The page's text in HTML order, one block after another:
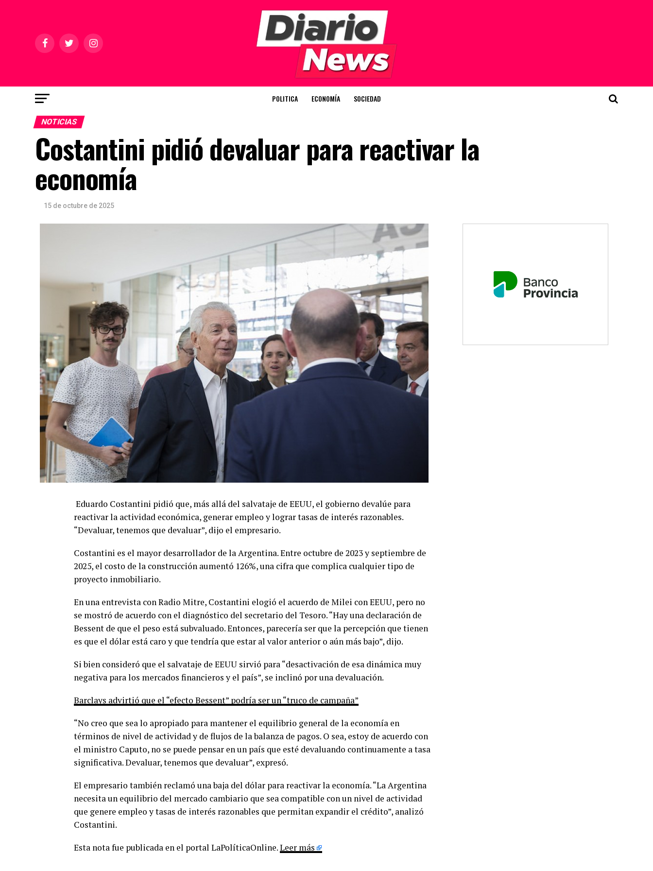
POLITICA ECONOMÍA SOCIEDAD
NOTICIAS
Costantini pidió devaluar para reactivar la
economía
15 de octubre de 2025
Eduardo Costantini pidió que, más allá del salvataje de EEUU, el gobierno devalúe para
reactivar la actividad económica, generar empleo y lograr tasas de interés razonables.
“Devaluar, tenemos que devaluar”, dijo el empresario.
Costantini es el mayor desarrollador de la Argentina. Entre octubre de 2023 y septiembre de
2025, el costo de la construcción aumentó 126%, una cifra que complica cualquier tipo de
proyecto inmobiliario.
En una entrevista con Radio Mitre, Costantini elogió el acuerdo de Milei con EEUU, pero no
se mostró de acuerdo con el diagnóstico del secretario del Tesoro. “Hay una declaración de
Bessent de que el peso está subvaluado. Entonces, parecería ser que la percepción que tienen
es que el dólar está caro y que tendría que estar al valor anterior o aún más bajo”, dijo.
Si bien consideró que el salvataje de EEUU sirvió para “desactivación de esa dinámica muy
negativa para los mercados financieros y el país”, se inclinó por una devaluación.
Barclays advirtió que el “efecto Bessent” podría ser un “truco de campaña”
“No creo que sea lo apropiado para mantener el equilibrio general de la economía en
términos de nivel de actividad y de flujos de la balanza de pagos. O sea, estoy de acuerdo con
el ministro Caputo, no se puede pensar en un país que esté devaluando continuamente a tasa
significativa. Devaluar, tenemos que devaluar”, expresó.
El empresario también reclamó una baja del dólar para reactivar la economía. “La Argentina
necesita un equilibrio del mercado cambiario que sea compatible con un nivel de actividad
que genere empleo y tasas de interés razonables que permitan expandir el crédito”, analizó
Costantini.
Esta nota fue publicada en el portal LaPolíticaOnline.Leer más